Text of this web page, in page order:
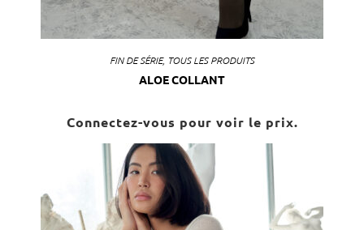
FIN DE SÉRIE, TOUS LES PRODUITS
ALOE COLLANT
Connectez-vous pour voir le prix.